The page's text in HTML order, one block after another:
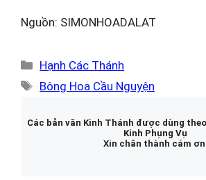
Nguồn: SIMONHOADALAT
Danh
mục
Hạnh Các Thánh
Thẻ
Bông Hoa Cầu Nguyện
Các bản văn Kinh Thánh được dùng
Kinh Phụng Vụ
Xin chân thành cám